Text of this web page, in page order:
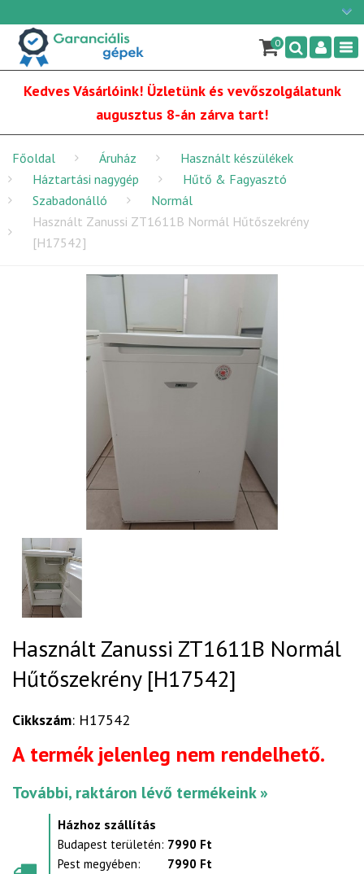
×
0
Kedves Vásárlóink! Üzletünk és vevőszolgálatunk
augusztus 8-án zárva tart!
Főoldal Áruház
Használt készülékek
Háztartási nagygép
Hűtő & Fagyasztó
Szabadonálló
Normál
Használt Zanussi ZT1611B Normál Hűtőszekrény
[H17542]
Használt Zanussi ZT1611B Normál
Hűtőszekrény [H17542]
Cikkszám: H17542
A termék jelenleg nem rendelhető.
További, raktáron lévő termékeink »
Házhoz szállítás
Budapest területén: 7990 Ft
Pest megyében:
7990 Ft